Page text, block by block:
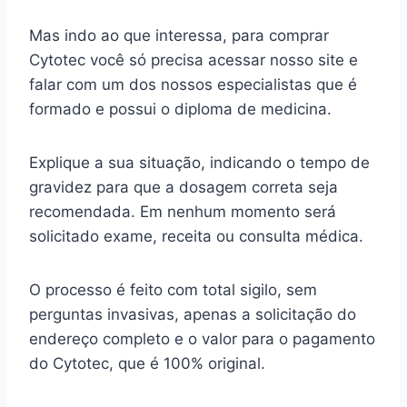
Mas indo ao que interessa, para comprar
Cytotec você só precisa acessar nosso site e
falar com um dos nossos especialistas que é
formado e possui o diploma de medicina.
Explique a sua situação, indicando o tempo de
gravidez para que a dosagem correta seja
recomendada. Em nenhum momento será
solicitado exame, receita ou consulta médica.
O processo é feito com total sigilo, sem
perguntas invasivas, apenas a solicitação do
endereço completo e o valor para o pagamento
do Cytotec, que é 100% original.